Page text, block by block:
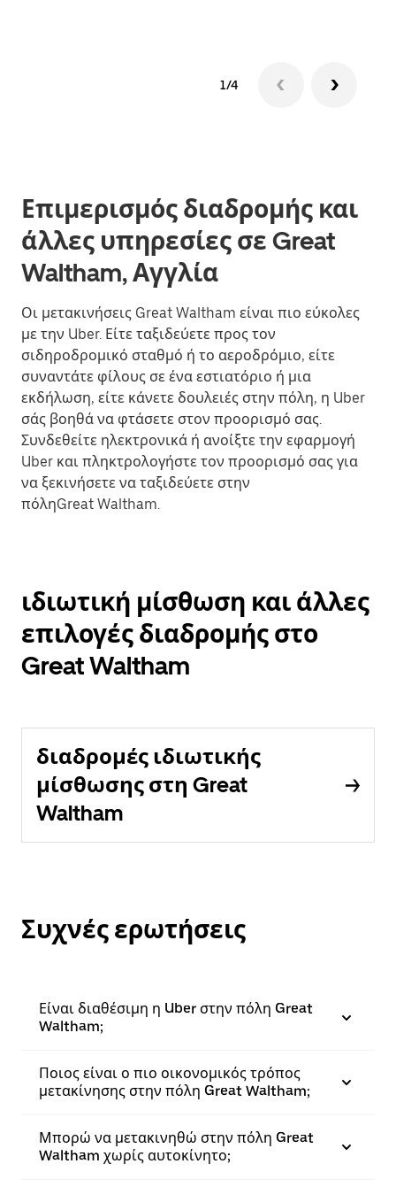
1/4
Επιμερισμός διαδρομής και
άλλες υπηρεσίες σε Great
Waltham, Αγγλία
Οι μετακινήσεις Great Waltham είναι πιο εύκολες
με την Uber. Είτε ταξιδεύετε προς τον
σιδηροδρομικό σταθμό ή το αεροδρόμιο, είτε
συναντάτε φίλους σε ένα εστιατόριο ή μια
εκδήλωση, είτε κάνετε δουλειές στην πόλη, η Uber
σάς βοηθά να φτάσετε στον προορισμό σας.
Συνδεθείτε ηλεκτρονικά ή ανοίξτε την εφαρμογή
Uber και πληκτρολογήστε τον προορισμό σας για
να ξεκινήσετε να ταξιδεύετε στην
πόληGreat Waltham.
ιδιωτική μίσθωση και άλλες
επιλογές διαδρομής στο
Great Waltham
διαδρομές ιδιωτικής
μίσθωσης στη Great
Waltham
Συχνές ερωτήσεις
Είναι διαθέσιμη η Uber στην πόλη Great
Waltham;
Ποιος είναι ο πιο οικονομικός τρόπος
μετακίνησης στην πόλη Great Waltham;
Μπορώ να μετακινηθώ στην πόλη Great
Waltham χωρίς αυτοκίνητο;